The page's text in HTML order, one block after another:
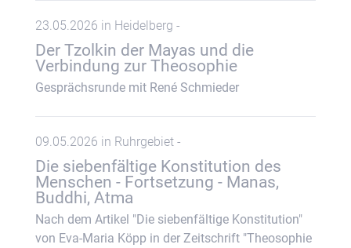
23.05.2026 in Heidelberg -
Der Tzolkin der Mayas und die
Verbindung zur Theosophie
Gesprächsrunde mit René Schmieder
09.05.2026 in Ruhrgebiet -
Die siebenfältige Konstitution des
Menschen - Fortsetzung - Manas,
Buddhi, Atma
Nach dem Artikel "Die siebenfältige Konstitution"
von Eva-Maria Köpp in der Zeitschrift "Theosophie